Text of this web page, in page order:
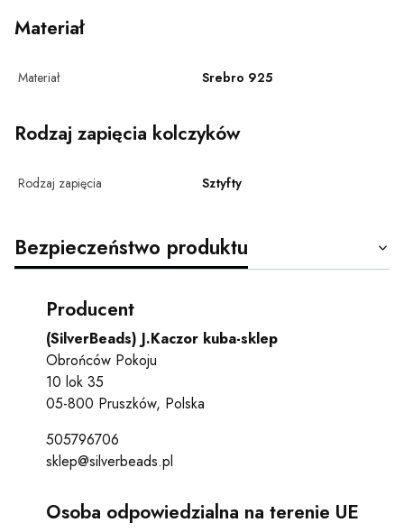
Materiał
Materiał Srebro 925
Rodzaj zapięcia kolczyków
Rodzaj zapięcia Sztyfty
Bezpieczeństwo produktu
Producent
(SilverBeads) J.Kaczor kuba-sklep
Obrońców Pokoju
10 lok 35
05-800 Pruszków, Polska
505796706
sklep@silverbeads.pl
Osoba odpowiedzialna na terenie UE